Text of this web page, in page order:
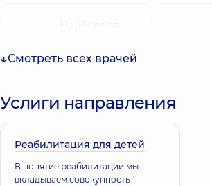
Терапевт,10 лет
Бабляк
Хирург сердечно-
опыта
Смотреть всех врачей
Услиги направления
Реабилитация для детей
В понятие реабилитации мы
вкладываем совокупность